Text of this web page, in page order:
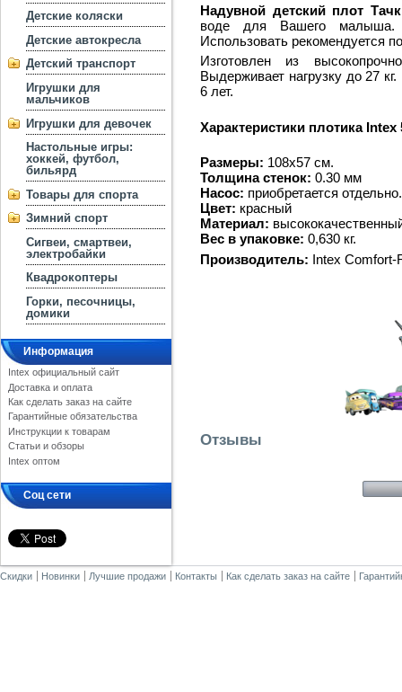
Детские коляски
Детские автокресла
Детский транспорт
Игрушки для
мальчиков
Игрушки для девочек
Настольные игры:
хоккей, футбол,
бильярд
Товары для спорта
Зимний спорт
Сигвеи, смартвеи,
электробайки
Квадрокоптеры
Горки, песочницы,
домики
Информация
Intex официальный сайт
Доставка и оплата
Как сделать заказ на сайте
Гарантийные обязательства
Инструкции к товарам
Статьи и обзоры
Intex оптом
Соц сети
Надувной детский плот
воде для Вашего
Использовать рекомендуется
Изготовлен из
Выдерживает нагрузку до 27
6 лет.
Характеристики плотика Intex
Размеры: 108x57 см.
Толщина стенок: 0.30 мм
Насос: приобретается отдельно.
Цвет: красный
Материал:
Вес в упаковке: 0,630 кг.
Производитель: Intex Comfort-
Отзывы
Скидки Новинки Лучшие продажи Контакты Как сделать заказ на сайте